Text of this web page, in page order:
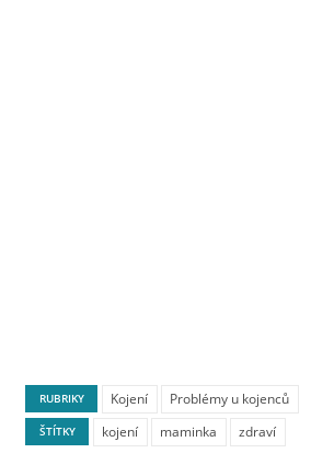
RUBRIKY Kojení Problémy u kojenců
ŠTÍTKY kojení maminka zdraví